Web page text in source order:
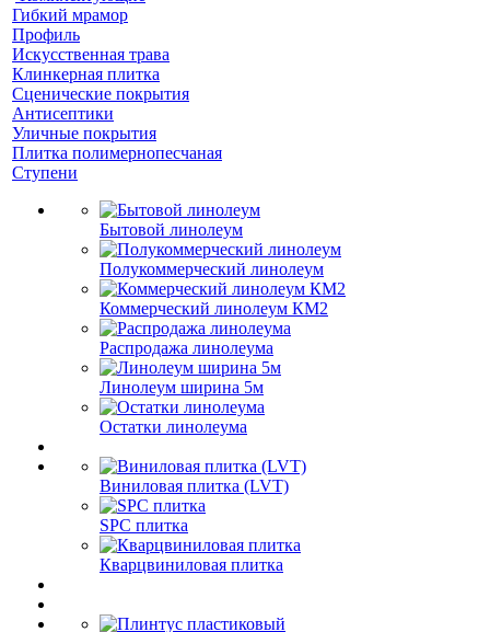
Гибкий мрамор
Профиль
Искусственная трава
Клинкерная плитка
Сценические покрытия
Антисептики
Уличные покрытия
Плитка полимернопесчаная
Ступени
Бытовой линолеум
Полукоммерческий линолеум
Коммерческий линолеум КМ2
Распродажа линолеума
Линолеум ширина 5м
Остатки линолеума
Виниловая плитка (LVT)
SPC плитка
Кварцвиниловая плитка